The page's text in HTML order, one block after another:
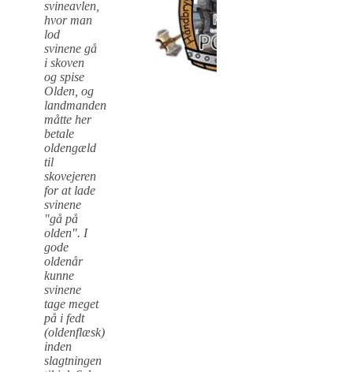
svineavlen,
hvor man
lod
svinene gå
i skoven
og spise
Olden, og
landmanden
måtte her
betale
oldengæld
til
skovejeren
for at lade
svinene
"gå på
olden". I
gode
oldenår
kunne
svinene
tage meget
på i fedt
(oldenflæsk)
inden
slagtningen